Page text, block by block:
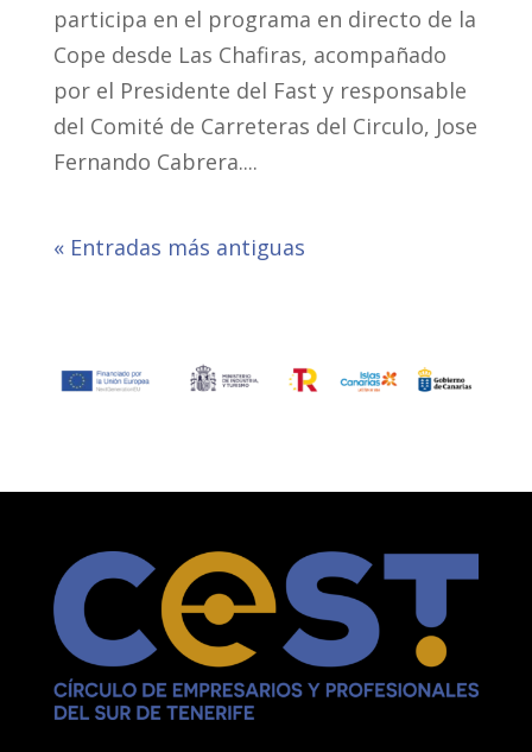
participa en el programa en directo de la
Cope desde Las Chafiras, acompañado
por el Presidente del Fast y responsable
del Comité de Carreteras del Circulo, Jose
Fernando Cabrera....
« Entradas más antiguas